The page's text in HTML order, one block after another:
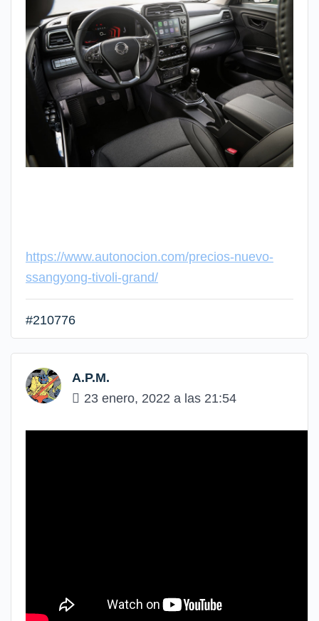
https://www.autonocion.com/precios-nuevo-
ssangyong-tivoli-grand/
#210776
A.P.M.
23 enero, 2022 a las 21:54